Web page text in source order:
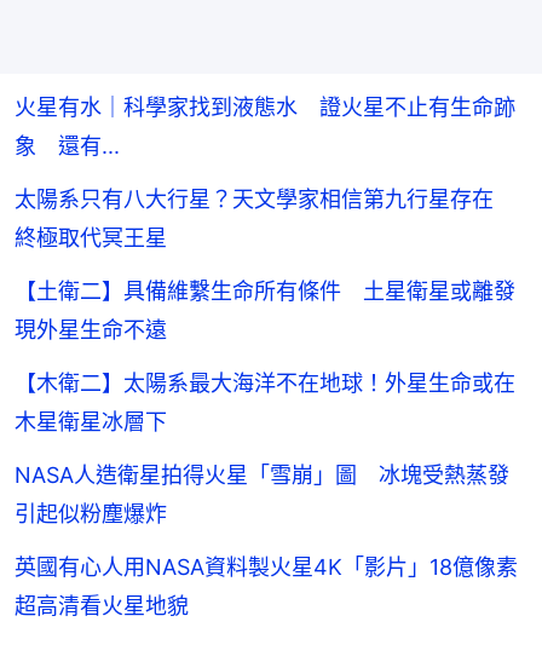
火星有水｜科學家找到液態水 證火星不止有生命跡
象 還有...
太陽系只有八大行星？天文學家相信第九行星存在
終極取代冥王星
【土衛二】具備維繫生命所有條件 土星衛星或離發
現外星生命不遠
【木衛二】太陽系最大海洋不在地球！外星生命或在
木星衛星冰層下
NASA人造衛星拍得火星「雪崩」圖 冰塊受熱蒸發
引起似粉塵爆炸
英國有心人用NASA資料製火星4K「影片」18億像素
超高清看火星地貌